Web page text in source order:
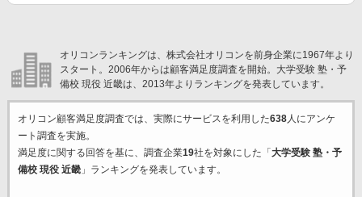
オリコンランキングは、株式会社オリコンを前身企業に1967年より
スタート。2006年からは顧客満足度調査を開始。大学受験 塾・予
備校 現役 近畿は、2013年よりランキングを発表しています。
オリコン顧客満足度調査では、実際にサービスを利用した638人にアンケ
ート調査を実施。
満足度に関する回答を基に、調査企業19社を対象にした「 大学受験 塾・予
備校 現役 近畿」ランキングを発表しています。